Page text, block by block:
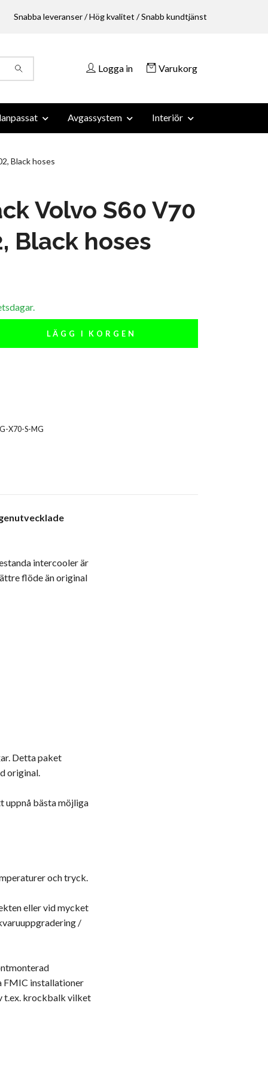
Snabba leveranser / Hög kvalitet / Snabb kundtjänst
Logga in Varukorg
Avgassystem Interiör
Black hoses
Volvo S60 V70
Black hoses
LÄGG I KORGEN
X70-S-MG
intercooler är
flöde än original
Detta paket
original.
uppnå bästa möjliga
och tryck.
eller vid mycket
/
FMIC installationer
t.ex. krockbalk vilket